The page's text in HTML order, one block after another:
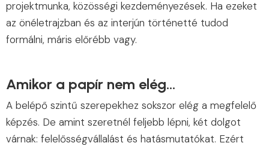
projektmunka, közösségi kezdeményezések. Ha ezeket
az önéletrajzban és az interjún történetté tudod
formálni, máris előrébb vagy.
Amikor a papír nem elég…
A belépő szintű szerepekhez sokszor elég a megfelelő
képzés. De amint szeretnél feljebb lépni, két dolgot
várnak: felelősségvállalást és hatásmutatókat. Ezért